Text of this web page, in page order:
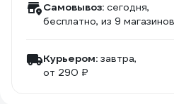
Самовывоз: сегодня,
бесплатно, из 9 магазинов
Курьером: завтра,
от 290 ₽